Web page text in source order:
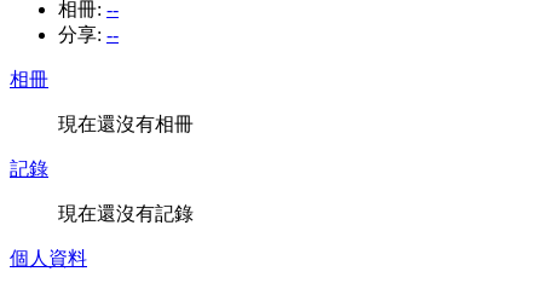
相冊: --
分享: --
相冊
現在還沒有相冊
記錄
現在還沒有記錄
個人資料